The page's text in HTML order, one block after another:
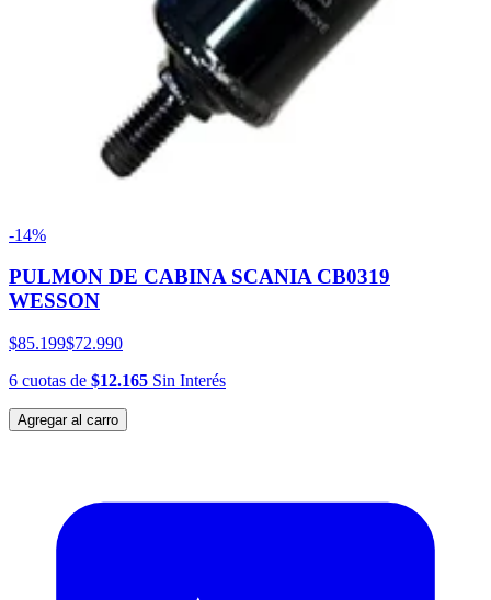
-14%
PULMON DE CABINA SCANIA CB0319
WESSON
$85.199$72.990
6 cuotas de $12.165 Sin Interés
Agregar al carro